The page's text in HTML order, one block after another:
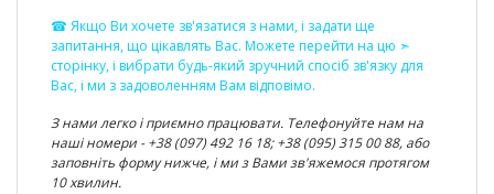
☎ Якщо Ви хочете зв'язатися з нами, і задати ще
запитання, що цікавлять Вас. Можете перейти на цю ➣
сторінку, і вибрати будь-який зручний спосіб зв'язку для
Вас, і ми з задоволенням Вам відповімо.
З нами легко і приємно працювати. Телефонуйте нам на
наші номери - +38 (097) 492 16 18; +38 (095) 315 00 88, або
заповніть форму нижче, і ми з Вами зв'яжемося протягом
10 хвилин.